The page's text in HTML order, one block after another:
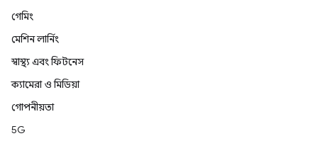
গেমিং
মেশিন লার্নিং
স্বাস্থ্য এবং ফিটনেস
ক্যামেরা ও মিডিয়া
গোপনীয়তা
5G